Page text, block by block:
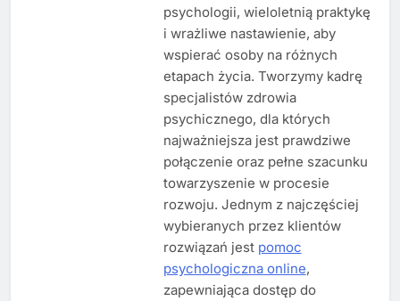
psychologii, wieloletnią praktykę
i wrażliwe nastawienie, aby
wspierać osoby na różnych
etapach życia. Tworzymy kadrę
specjalistów zdrowia
psychicznego, dla których
najważniejsza jest prawdziwe
połączenie oraz pełne szacunku
towarzyszenie w procesie
rozwoju. Jednym z najczęściej
wybieranych przez klientów
rozwiązań jest pomoc
psychologiczna online,
zapewniająca dostęp do